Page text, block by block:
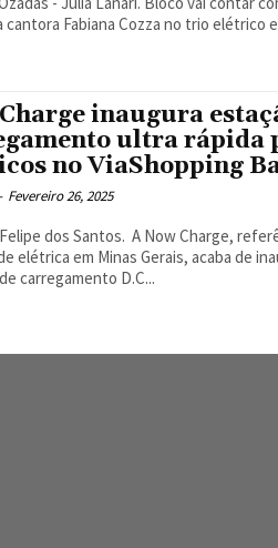
cantora Fabiana Cozza no trio elétrico
inaugura
ultra rápida
no ViaShopping
- Fevereiro 26, 2025
A Now Charge, referência em soluções para
elétrica em Minas Gerais, acaba de
carregamento D.C...